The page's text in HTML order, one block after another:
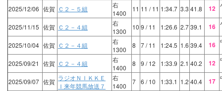
2025/12/06 佐賀 Ｃ２－５組
右
1400
11 11 / 11 1:34.7 3.3 41.8 12
2025/11/15 佐賀 Ｃ２－４組
右
1300
10 9 / 11 1:26.6 2.739.1 16
2025/10/04 佐賀 Ｃ２－４組
右
1300
8 7/ 11 1:24.5 1.6 39.4 16
2025/09/21 佐賀 Ｃ２－４組
右
1400
8 9 / 12 1:33.9 2.1 40.2 12
2025/09/07 佐賀 ラジオＮＩＫＫＥ
Ｉ来年競馬放送７
右
1400
7 6 / 10 1:33.1 1.2 40.4 17